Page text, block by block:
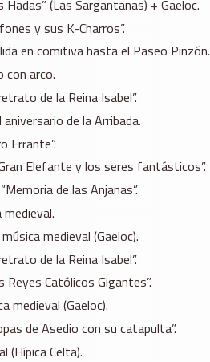
Hadas” (Las Sargantanas) + Gaeloc.
y sus K-Charros”.
en comitiva hasta el Paseo Pinzón.
con arco.
de la Reina Isabel”.
de la Arribada.
Errante”.
Elefante y los seres fantásticos”.
de las Anjanas”.
medieval (Gaeloc).
de la Reina Isabel”.
Reyes Católicos Gigantes”.
medieval (Gaeloc).
de Asedio con su catapulta”.
(Hípica Celta).